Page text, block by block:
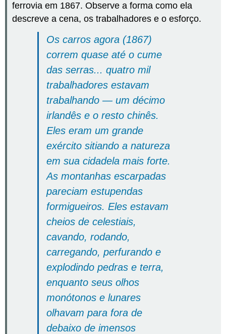
ferrovia em 1867. Observe a forma como ela
descreve a cena, os trabalhadores e o esforço.
Os carros agora (1867)
correm quase até o cume
das serras... quatro mil
trabalhadores estavam
trabalhando — um décimo
irlandês e o resto chinês.
Eles eram um grande
exército sitiando a natureza
em sua cidadela mais forte.
As montanhas escarpadas
pareciam estupendas
formigueiros. Eles estavam
cheios de celestiais,
cavando, rodando,
carregando, perfurando e
explodindo pedras e terra,
enquanto seus olhos
monótonos e lunares
olhavam para fora de
debaixo de imensos